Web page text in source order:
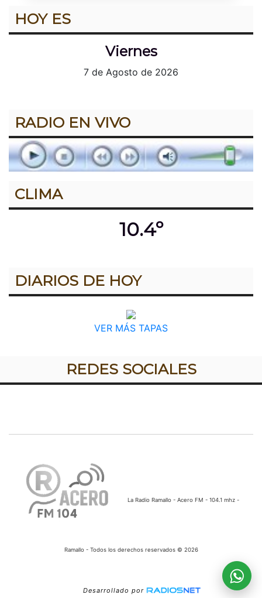
HOY ES
Viernes
7 de Agosto de 2026
RADIO EN VIVO
CLIMA
10.4º
DIARIOS DE HOY
VER MÁS TAPAS
REDES SOCIALES
La Radio Ramallo - Acero FM - 104.1 mhz -
Ramallo - Todos los derechos reservados © 2026
Desarrollado por